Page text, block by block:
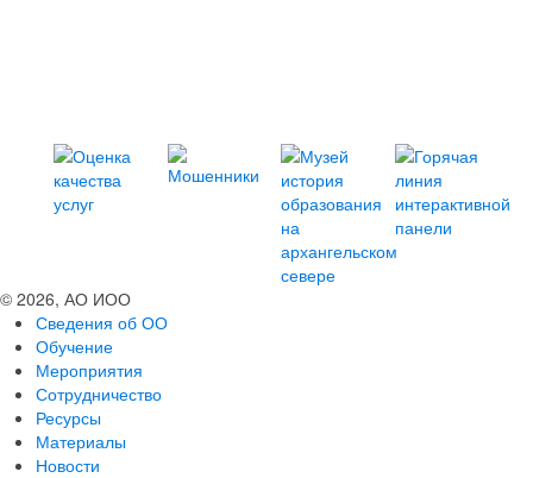
© 2026, АО ИОО
Сведения об ОО
Обучение
Мероприятия
Сотрудничество
Ресурсы
Материалы
Новости